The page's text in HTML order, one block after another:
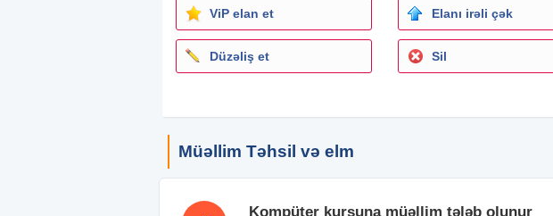
ViP elan et Elanı irəli çək
Düzəliş et Sil
Müəllim Təhsil və elm
Kompüter kursuna müəllim tələb olunur